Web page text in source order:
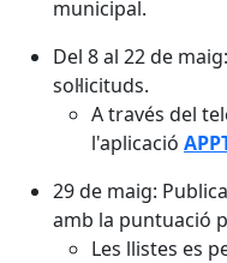
municipal.
Del 8 al 22 de
sol·licituds.
A través del
l'aplicació
29 de maig:
amb la puntuació
Les llistes es